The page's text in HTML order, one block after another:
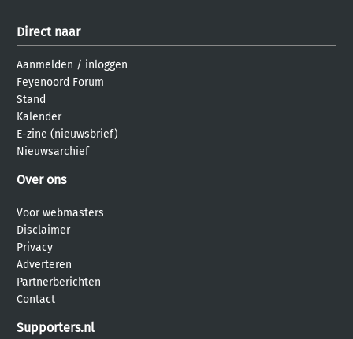
Direct naar
Aanmelden / inloggen
Feyenoord Forum
Stand
Kalender
E-zine (nieuwsbrief)
Nieuwsarchief
Over ons
Voor webmasters
Disclaimer
Privacy
Adverteren
Partnerberichten
Contact
Supporters.nl